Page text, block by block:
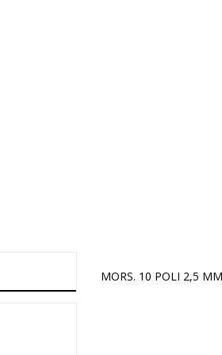
MORS. 10 POLI 2,5